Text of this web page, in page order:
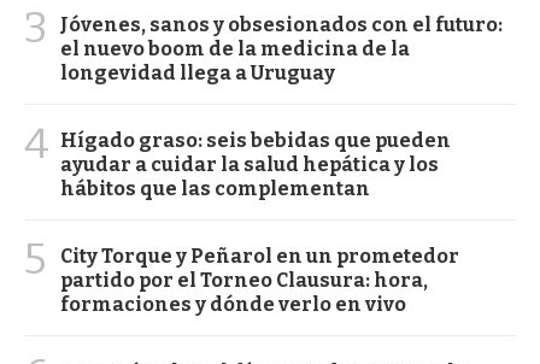
3
Jóvenes, sanos y obsesionados con el futuro:
el nuevo boom de la medicina de la
longevidad llega a Uruguay
4 Hígado graso: seis bebidas que pueden
ayudar a cuidar la salud hepática y los
hábitos que las complementan
5
City Torque y Peñarol en un prometedor
partido por el Torneo Clausura: hora,
formaciones y dónde verlo en vivo